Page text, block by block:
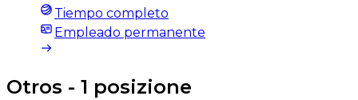
Tiempo completo
Empleado permanente
Otros - 1 posizione